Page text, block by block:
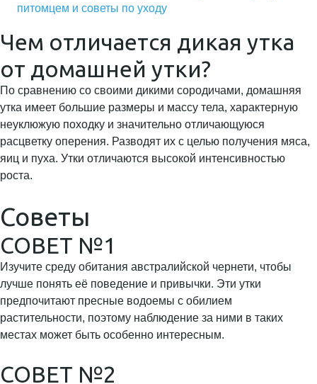
питомцем и советы по уходу
Чем отличается дикая утка
от домашней утки?
По сравнению со своими дикими сородичами, домашняя
утка имеет большие размеры и массу тела, характерную
неуклюжую походку и значительно отличающуюся
расцветку оперения. Разводят их с целью получения мяса,
яиц и пуха. Утки отличаются высокой интенсивностью
роста.
Советы
СОВЕТ №1
Изучите среду обитания австралийской чернети, чтобы
лучше понять её поведение и привычки. Эти утки
предпочитают пресные водоемы с обилием
растительности, поэтому наблюдение за ними в таких
местах может быть особенно интересным.
СОВЕТ №2